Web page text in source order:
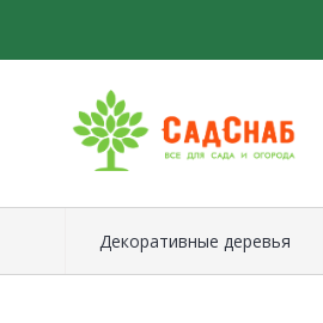
Декоративные деревья